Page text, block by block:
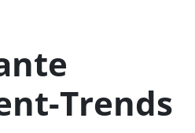
Trends